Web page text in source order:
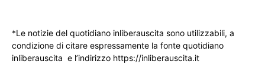
*Le notizie del quotidiano inliberauscita sono utilizzabili, a
condizione di citare espressamente la fonte quotidiano
inliberauscita e l’indirizzo https://inliberauscita.it